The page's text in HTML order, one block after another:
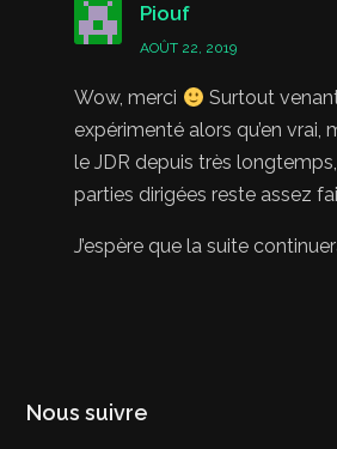
Piouf
AOÛT 22, 2019
Wow, merci
Surtout
expérimenté alors qu’en vrai,
le JDR depuis très
parties dirigées reste assez
J’espère que la suite
Nous suivre